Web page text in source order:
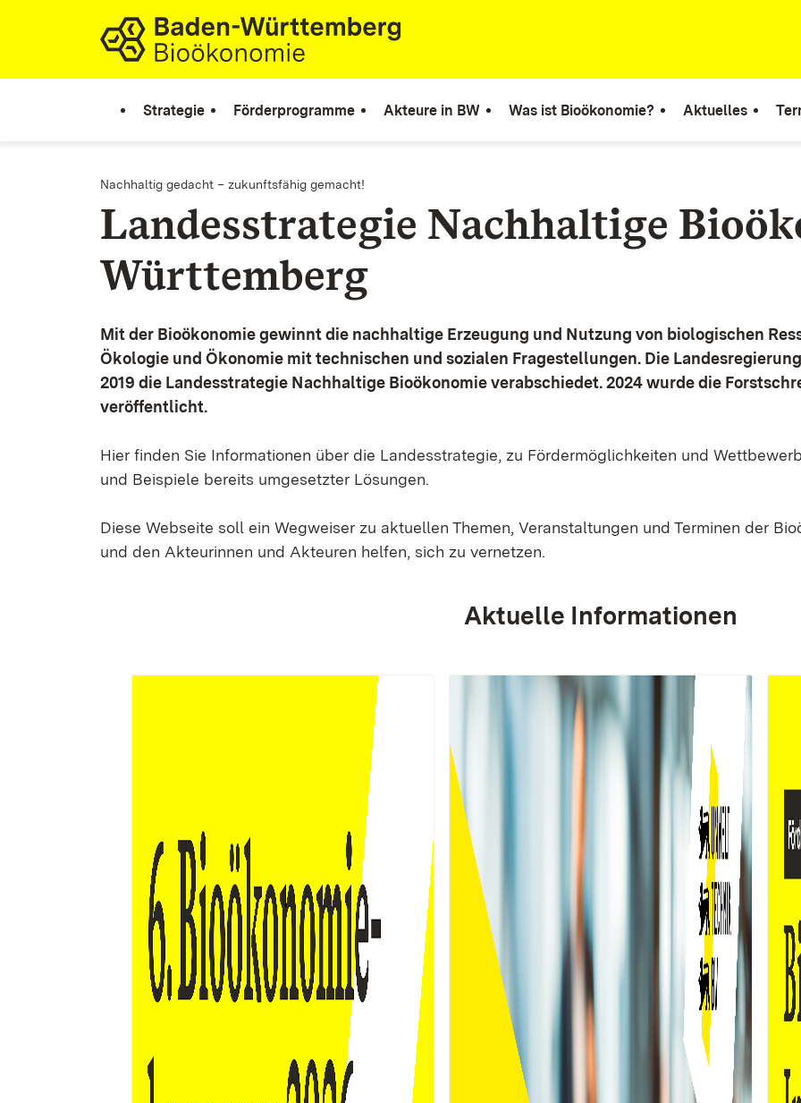
Zum Inhalt springen
Link zur Startseite
Strategie Förderprogramme Akteure in BW Was ist Bioökonomie? Aktuelles
Nachhaltig gedacht – zukunftsfähig gemacht!
Landesstrategie Nachhaltige
Württemberg
Mit der Bioökonomie gewinnt die nachhaltige Erzeugung und Nutzung von biologischen
Ökologie und Ökonomie mit technischen und sozialen Fragestellungen. Die
2019 die Landesstrategie Nachhaltige Bioökonomie verabschiedet. 2024 wurde die
veröffentlicht.
Hier finden Sie Informationen über die Landesstrategie, zu Fördermöglichkeiten und
und Beispiele bereits umgesetzter Lösungen.
Diese Webseite soll ein Wegweiser zu aktuellen Themen, Veranstaltungen und Terminen der
und den Akteurinnen und Akteuren helfen, sich zu vernetzen.
Aktuelle Informationen